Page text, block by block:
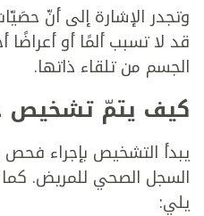
وتجدر الإشارة إلى أنّ
قد لا تسبب ألمًا أو
الجسم من تلقاء ذاتها.
كيف يتمّ تشخيص
يبدأ التشخيص بإجراء
السجل الصحي للمريض. كما
يلي: